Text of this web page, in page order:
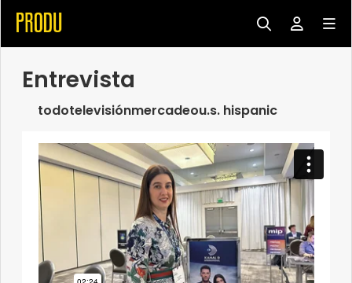
Entrevista
todotelevisiónmercadeou.s. hispanic